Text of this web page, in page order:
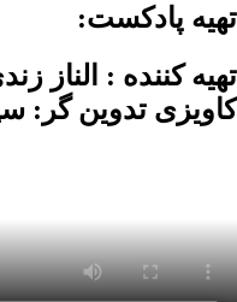
تهیه پادکست:
تهیه کننده : الناز
کاویزی تدوین گر: